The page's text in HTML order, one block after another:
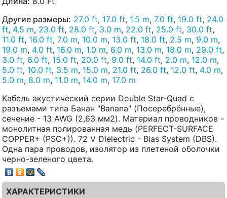
Другие размеры: 27.0 ft, 17.0 ft, 1.5 m, 7.0 ft, 19.0 ft, 24.0
ft, 4.5 m, 23.0 ft, 28.0 ft, 3.0 m, 22.0 ft, 25.0 ft, 30.0 ft,
11.0 ft, 16.0 ft, 7.0 m, 10.0 m, 13.0 ft, 18.0 ft, 2.5 m, 9.0 m,
19.0 m, 4.0 ft, 16.0 m, 1.0 m, 6.0 m, 13.0 m, 18.0 m, 29.0 ft,
3.0 ft, 6.0 ft, 15.0 ft, 20.0 ft, 9.0 ft, 14.0 ft, 2.0 m, 12.0 m,
5.0 ft, 10.0 ft, 3.5 m, 15.0 m, 21.0 ft, 26.0 ft, 12.0 ft, 4.0 m,
5.0 m, 8.0 m, 11.0 m, 14.0 m, 17.0 m
Кабель акустический серии Double Star-Quad с
разъемами типа Банан "Banana" (Посеребрённые),
сечение - 13 AWG (2,63 мм2). Материал проводников -
монолитная полированная медь (PERFECT-SURFACE
COPPER+ (PSC+)). 72 V Dielectric - Bias System (DBS).
Одна пара проводов, изолятор из плетеной оболочки
черно-зеленого цвета.
ХАРАКТЕРИСТИКИ